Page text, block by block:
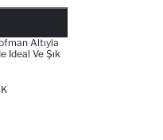
Altıyla
Ideal Ve Şık